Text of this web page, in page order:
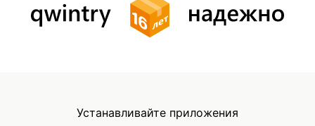
Устанавливайте приложения